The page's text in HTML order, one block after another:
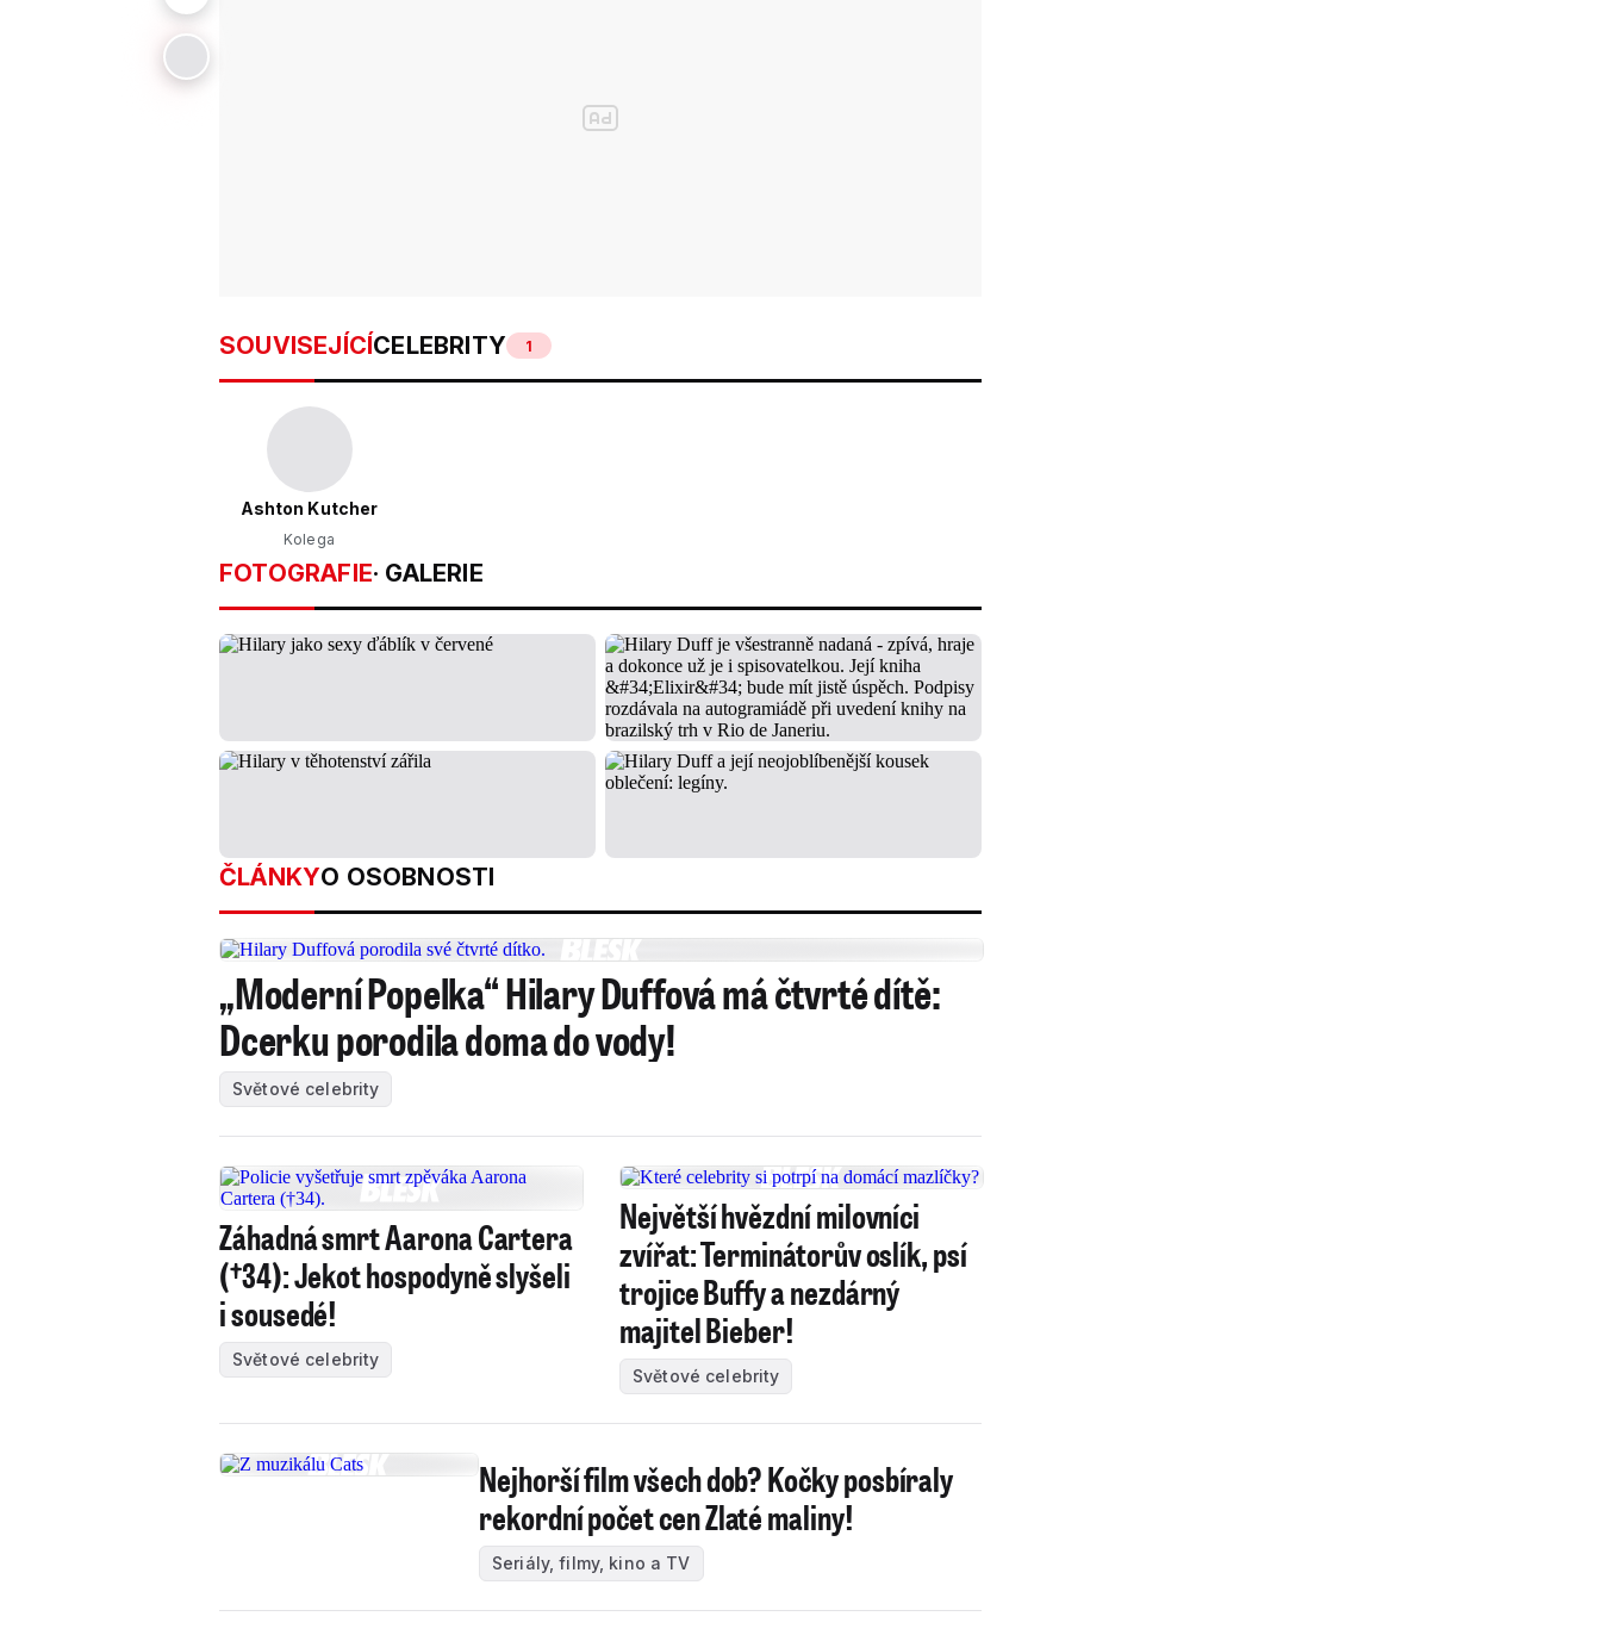
SOUVISEJÍCÍCELEBRITY 1
Ashton Kutcher
Kolega
FOTOGRAFIE· GALERIE
ČLÁNKYO OSOBNOSTI
„Moderní Popelka“ Hilary Duffová má čtvrté dítě:
Dcerku porodila doma do vody!
Světové celebrity
Záhadná smrt Aarona Cartera
(†34): Jekot hospodyně slyšeli
i sousedé!
Světové celebrity
Největší hvězdní milovníci
zvířat: Terminátorův oslík, psí
trojice Buffy a nezdárný
majitel Bieber!
Světové celebrity
Nejhorší film všech dob? Kočky posbíraly
rekordní počet cen Zlaté maliny!
Seriály, filmy, kino a TV